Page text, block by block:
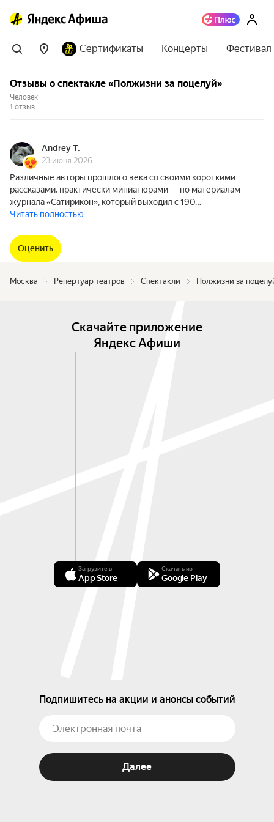
Сертификаты Концерты
Отзывы о спектакле «Полжизни за поцелуй»
Человек
1 отзыв
Andrey T.
23 июня 2026
Различные авторы прошлого века со своими короткими
рассказами, практически миниатюрами — по материалам
журнала «Сатирикон», который выходил с 190…
Читать полностью
Оценить
Москва Репертуар театров Спектакли Полжизни за
Скачайте приложение
Яндекс Афиши
Загрузите в
App Store
Скачать из
Google Play
Подпишитесь на акции и анонсы событий
Далее